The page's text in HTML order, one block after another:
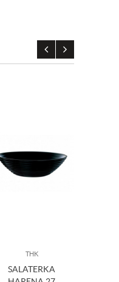
THK
SALATERKA